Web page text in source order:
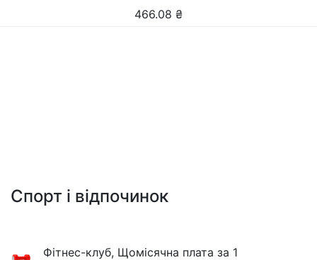
466.08 ₴
Спорт і відпочинок
Фітнес-клуб, Щомісячна плата за 1